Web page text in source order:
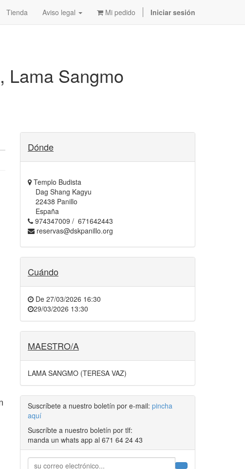
Tienda Aviso legal Mi pedido Iniciar sesión
Lama Sangmo
Dónde
Templo Budista
Dag Shang Kagyu
22438 Panillo
España
974347009 / 671642443
reservas@dskpanillo.org
Cuándo
De 27/03/2026 16:30
29/03/2026 13:30
MAESTRO/A
LAMA SANGMO (TERESA VAZ)
Suscríbete a nuestro boletín por e-mail: pincha
aquí
Suscríbte a nuestro boletín por tlf:
manda un whats app al 671 64 24 43